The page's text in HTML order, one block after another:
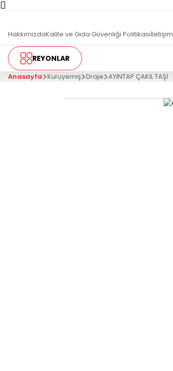
HakkımızdaKalite ve Gıda Güvenliği Politikasıİletişim
REYONLAR
Anasayfa Kuruyemiş Draje AYINTAP ÇAKIL TAŞI